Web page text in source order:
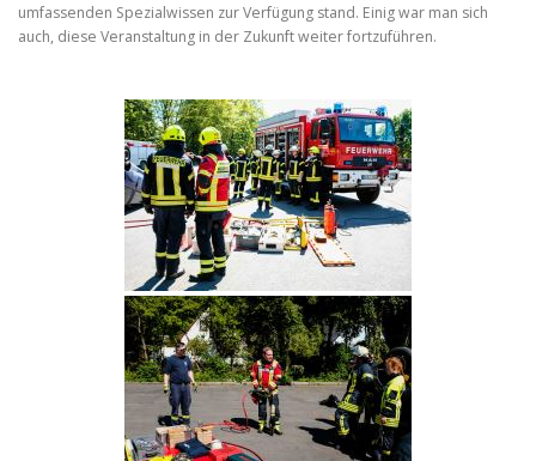
umfassenden Spezialwissen zur Verfügung stand. Einig war man sich
auch, diese Veranstaltung in der Zukunft weiter fortzuführen.